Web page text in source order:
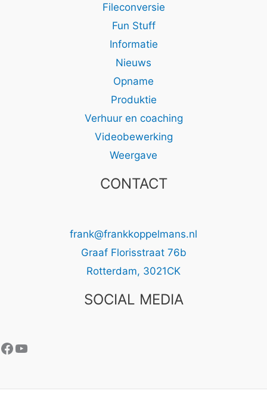
Fileconversie
Fun Stuff
Informatie
Nieuws
Opname
Produktie
Verhuur en coaching
Videobewerking
Weergave
CONTACT
frank@frankkoppelmans.nl
Graaf Florisstraat 76b
Rotterdam, 3021CK
SOCIAL MEDIA
Facebook
YouTube